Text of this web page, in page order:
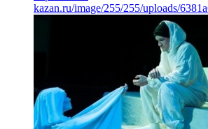
kazan.ru/image/255/255/uploads/